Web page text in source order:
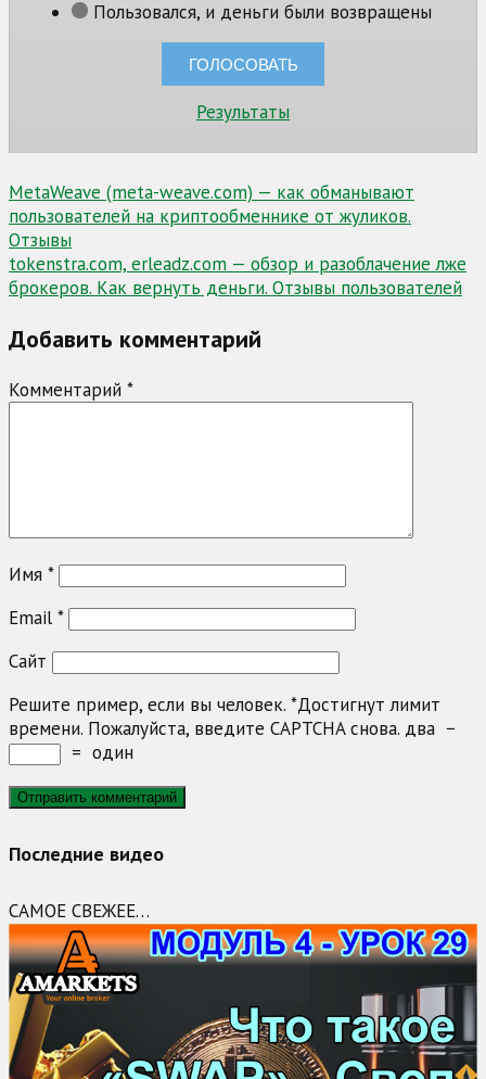
Пользовался, и деньги были возвращены
Результаты
Навигация
по
записям
MetaWeave (meta-weave.com) — как обманывают
пользователей на криптообменнике от жуликов.
Отзывы
tokenstra.com, erleadz.com — обзор и разоблачение лже
брокеров. Как вернуть деньги. Отзывы пользователей
Добавить комментарий
Комментарий *
Имя *
Email *
Сайт
Решите пример, если вы человек. *Достигнут лимит
времени. Пожалуйста, введите CAPTCHA снова. два −
= один
Последние видео
САМОЕ СВЕЖЕЕ…